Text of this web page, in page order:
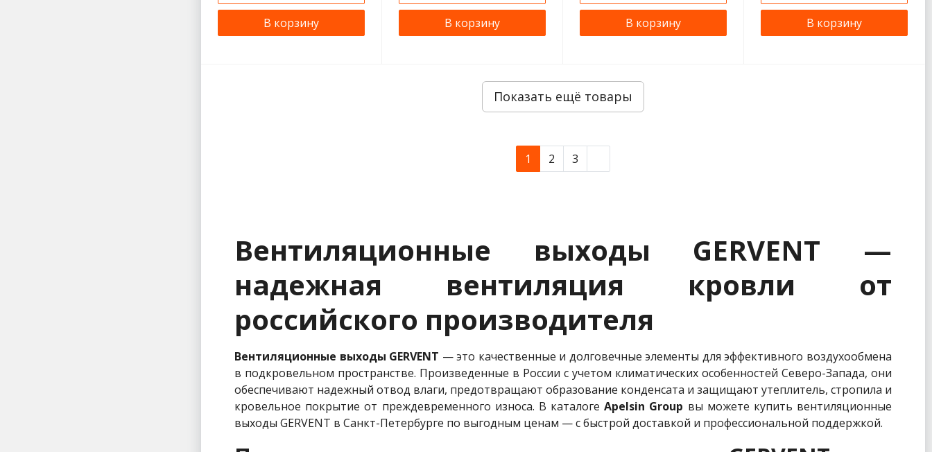
В корзину В корзину В корзину В корзину
Показать ещё товары
1 2 3
Вентиляционные выходы GERVENT —
надежная вентиляция кровли от
российского производителя
Вентиляционные выходы GERVENT — это качественные и долговечные элементы для эффективного воздухообмена
в подкровельном пространстве. Произведенные в России с учетом климатических особенностей Северо-Запада, они
обеспечивают надежный отвод влаги, предотвращают образование конденсата и защищают утеплитель, стропила и
кровельное покрытие от преждевременного износа. В каталогеApelsin Group вы можете купить вентиляционные
выходы GERVENT в Санкт-Петербурге по выгодным ценам — с быстрой доставкой и профессиональной поддержкой.